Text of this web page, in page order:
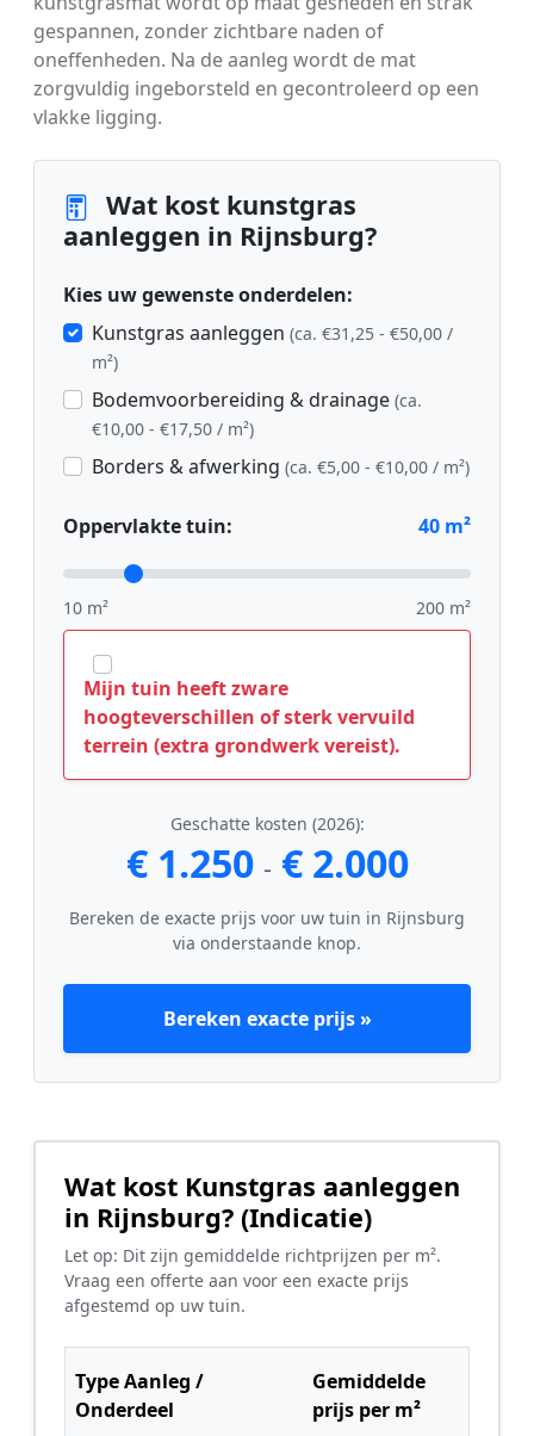
gespannen, zonder zichtbare naden of
oneffenheden. Na de aanleg wordt de mat
zorgvuldig ingeborsteld en gecontroleerd op een
vlakke ligging.
Wat kost kunstgras
aanleggen in Rijnsburg?
Kies uw gewenste onderdelen:
Kunstgras aanleggen (ca. €31,25 - €50,00 /
m²)
Bodemvoorbereiding & drainage (ca.
€10,00 - €17,50 / m²)
Borders & afwerking (ca. €5,00 - €10,00 / m²)
Oppervlakte tuin: 40 m²
10 m² 200 m²
Mijn tuin heeft zware
hoogteverschillen of sterk vervuild
terrein (extra grondwerk vereist).
Geschatte kosten (2026):
€ 1.250 - € 2.000
Bereken de exacte prijs voor uw tuin in Rijnsburg
via onderstaande knop.
Bereken exacte prijs »
Wat kost Kunstgras aanleggen
in Rijnsburg? (Indicatie)
Let op: Dit zijn gemiddelde richtprijzen per m².
Vraag een offerte aan voor een exacte prijs
afgestemd op uw tuin.
Type Aanleg /
Onderdeel
Gemiddelde
prijs per m²